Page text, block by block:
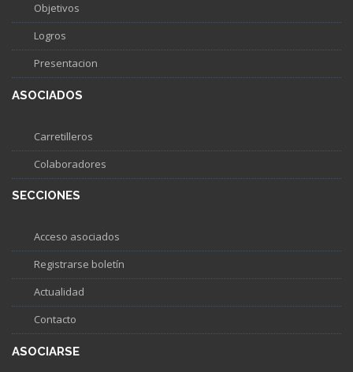
Objetivos
Logros
Presentacion
ASOCIADOS
Carretilleros
Colaboradores
SECCIONES
Acceso asociados
Registrarse boletín
Actualidad
Contacto
ASOCIARSE